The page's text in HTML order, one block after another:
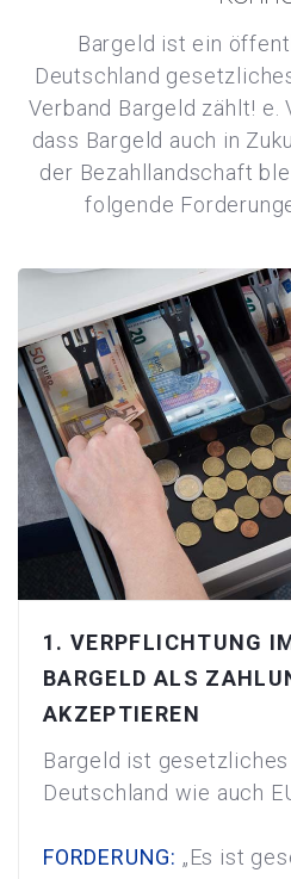
Bargeld ist ein
Deutschland
Verband Bargeld zählt! e.
dass Bargeld auch in
der Bezahllandschaft
folgende
1. VERPFLICHTUNG
BARGELD ALS
AKZEPTIEREN
Bargeld ist
Deutschland wie auch
FORDERUNG: „Es ist